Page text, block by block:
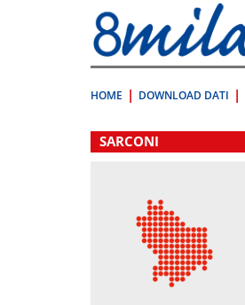
direttamente
a:
Contenuto
HOME DOWNLOAD DATI
.
SARCONI